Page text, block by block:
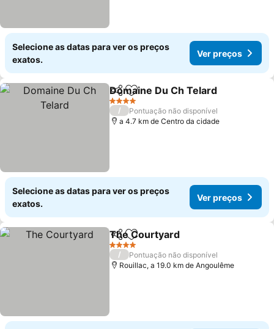
Selecione as datas para ver os preços
exatos.
Ver preços
PartilharAdicionar aos favoritos
Domaine Du Ch Telard
4 Estrelas
/
Pontuação não disponível
a 4.7 km de Centro da cidade
Selecione as datas para ver os preços
exatos.
Ver preços
PartilharAdicionar aos favoritos
The Courtyard
4 Estrelas
/
Pontuação não disponível
Rouillac, a 19.0 km de Angoulême